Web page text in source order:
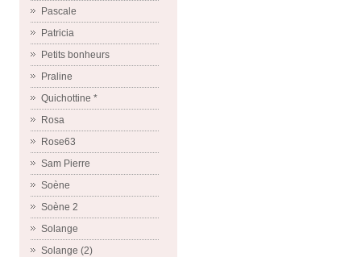
Pascale
Patricia
Petits bonheurs
Praline
Quichottine *
Rosa
Rose63
Sam Pierre
Soène
Soène 2
Solange
Solange (2)